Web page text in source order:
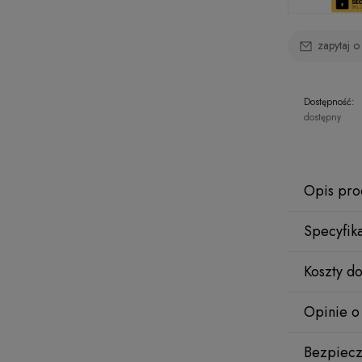
zapytaj
Dostępność:
dostępny
Opis
stanowi
Materiał
Koszty
Opinie